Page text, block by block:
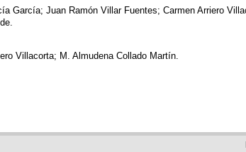
García; Juan Ramón Villar Fuentes; Carmen Arriero
Villacorta; M. Almudena Collado Martín.